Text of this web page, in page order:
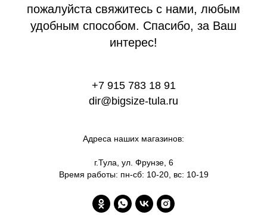
пожалуйста свяжитесь с нами, любым
удобным способом. Спасибо, за Ваш
интерес!
+7 915 783 18 91
dir@bigsize-tula.ru
Адреса наших магазинов:
г.Тула, ул. Фрунзе, 6
Время работы: пн-сб: 10-20, вс: 10-19